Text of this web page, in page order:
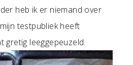
heb ik er niemand over
testpubliek heeft
gretig leeggepeuzeld.